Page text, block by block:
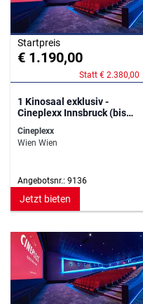
Startpreis
€ 1.190,00
Statt € 2.380,00
1 Kinosaal exklusiv -
Cineplexx Innsbruck (bis
235 Personen)
Cineplexx
Wien Wien
Angebotsnr.: 9136
Jetzt bieten